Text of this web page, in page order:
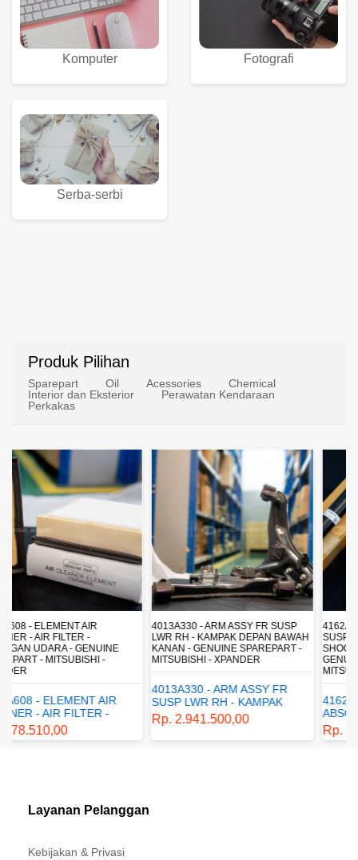
Komputer Fotografi
Serba-serbi
Produk Pilihan
Sparepart Oil Acessories
Chemical
Interior dan Eksterior
Perawatan Kendaraan
Perkakas
4013A330 - ARM ASSY FR SUSP
LWR RH - KAMPAK DEPAN BAWAH
KANAN - GENUINE SPAREPART -
MITSUBISHI - XPANDER
SUSP LWR RH - KAMPAK
DEPAN BAWAH KANAN -
GENUINE SPAREPART -
MITSUBISHI - XPANDER
Rp. 2.941.500,00
4162A413 - SHOCK ABSORBER RR
SUSP - SUSPENSI BELAKANG -
SHOCKBREAKER BELAKANG -
GENUINE SPAREPART -
MITSUBISHI - XPANDER
4162A413 - SHOCK
ABSORBER RR SUSP -
SUSPENSI BELAKANG -
SHOCKBREAKER BELAKANG
Layanan Pelanggan
Kebijakan & Privasi